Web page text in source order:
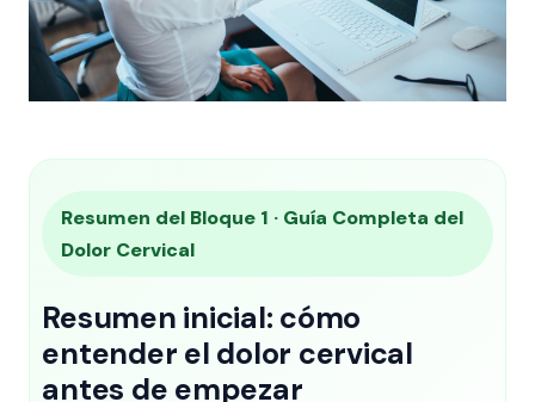
Resumen del Bloque 1 · Guía Completa del
Dolor Cervical
Resumen inicial: cómo
entender el dolor cervical
antes de empezar